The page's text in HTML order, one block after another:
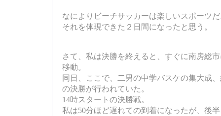
なによりビーチサッカーは楽しいスポーツ
それを体現できた２日間になったと思う。
さて、私は決勝を終えると、すぐに南房総
移動。
同日、ここで、二男の中学バスケの集大成
の決勝が行われていた。
14時スタートの決勝戦。
私は50分ほど遅れての到着になったが、後